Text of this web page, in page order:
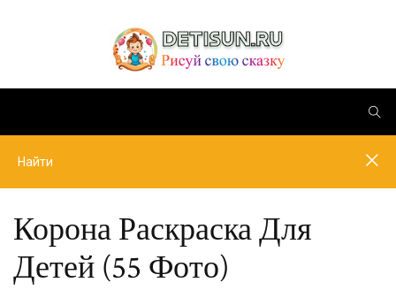
Корона Раскраска Для
Детей (55 Фото)